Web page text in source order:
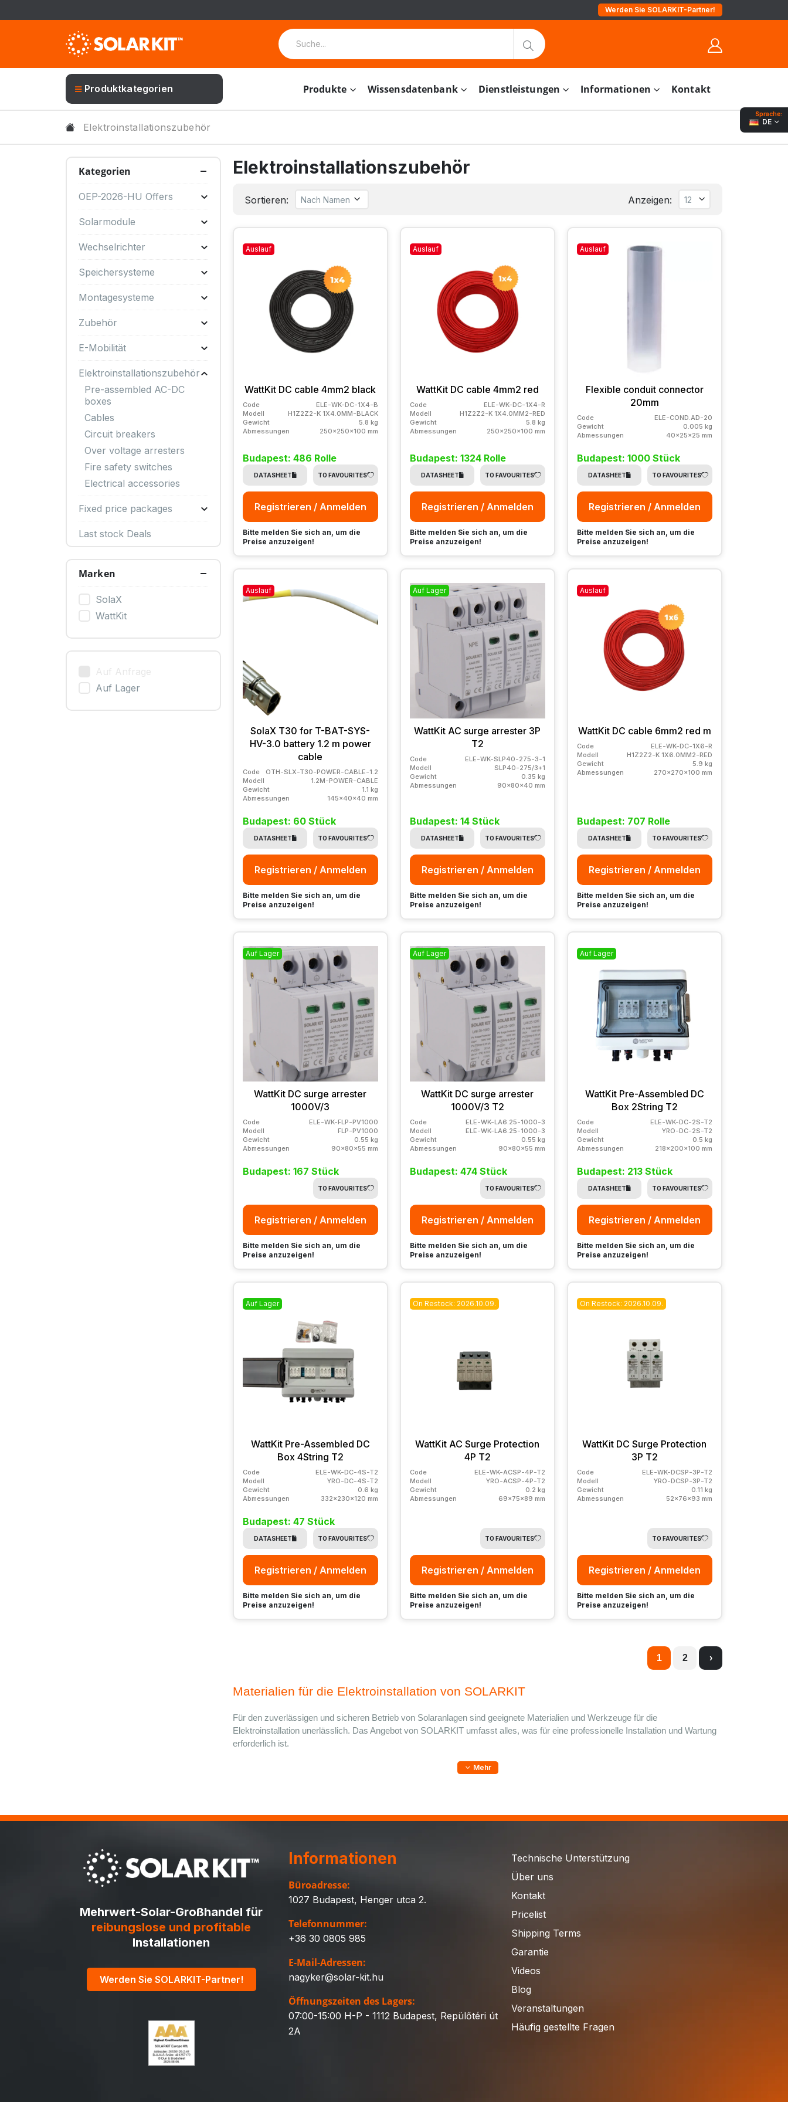
Werden Sie SOLARKIT-Partner!
Sprache:
DE
Produktkategorien Produkte Wissensdatenbank Dienstleistungen Informationen Kontakt
Elektroinstallationszubehör
Elektroinstallationszubehör
Sortieren: Anzeigen:
Auslauf
WattKit DC cable 4mm2 black
Code
ELE-WK-DC-1X4-B
Modell
H1Z2Z2-K 1X4.0MM-BLACK
Gewicht
5.8 kg
Abmessungen
250x250x100 mm
Budapest: 486 Rolle
DATASHEET TO FAVOURITES
Registrieren / Anmelden
Bitte melden Sie sich an, um die
Preise anzuzeigen!
Auslauf
WattKit DC cable 4mm2 red
Code
ELE-WK-DC-1X4-R
Modell
H1Z2Z2-K 1X4.0MM2-RED
Gewicht
5.8 kg
Abmessungen
250x250x100 mm
Budapest: 1324 Rolle
DATASHEET TO FAVOURITES
Registrieren / Anmelden
Bitte melden Sie sich an, um die
Preise anzuzeigen!
Auslauf
Flexible conduit connector
20mm
Code
ELE-COND.AD-20
Gewicht
0.005 kg
Abmessungen
40x25x25 mm
Budapest: 1000 Stück
DATASHEET TO FAVOURITES
Registrieren / Anmelden
Bitte melden Sie sich an, um die
Preise anzuzeigen!
Auslauf
SolaX T30 for T-BAT-SYS-
HV-3.0 battery 1.2 m power
cable
Code
OTH-SLX-T30-POWER-CABLE-1.2
Modell
1.2M-POWER-CABLE
Gewicht
1.1 kg
Abmessungen
145x40x40 mm
Budapest: 60 Stück
DATASHEET TO FAVOURITES
Registrieren / Anmelden
Bitte melden Sie sich an, um die
Preise anzuzeigen!
Auf Lager
WattKit AC surge arrester 3P
T2
Code
ELE-WK-SLP40-275-3-1
Modell
SLP40-275/3+1
Gewicht
0.35 kg
Abmessungen
90x80x40 mm
Budapest: 14 Stück
DATASHEET TO FAVOURITES
Registrieren / Anmelden
Bitte melden Sie sich an, um die
Preise anzuzeigen!
Auslauf
WattKit DC cable 6mm2 red m
Code
ELE-WK-DC-1X6-R
Modell
H1Z2Z2-K 1X6.0MM2-RED
Gewicht
5.9 kg
Abmessungen
270x270x100 mm
Budapest: 707 Rolle
DATASHEET TO FAVOURITES
Registrieren / Anmelden
Bitte melden Sie sich an, um die
Preise anzuzeigen!
Auf Lager
WattKit DC surge arrester
1000V/3
Code
ELE-WK-FLP-PV1000
Modell
FLP-PV1000
Gewicht
0.55 kg
Abmessungen
90x80x55 mm
Budapest: 167 Stück
TO FAVOURITES
Registrieren / Anmelden
Bitte melden Sie sich an, um die
Preise anzuzeigen!
Auf Lager
WattKit DC surge arrester
1000V/3 T2
Code
ELE-WK-LA6.25-1000-3
Modell
ELE-WK-LA6.25-1000-3
Gewicht
0.55 kg
Abmessungen
90x80x55 mm
Budapest: 474 Stück
TO FAVOURITES
Registrieren / Anmelden
Bitte melden Sie sich an, um die
Preise anzuzeigen!
Auf Lager
WattKit Pre-Assembled DC
Box 2String T2
Code
ELE-WK-DC-2S-T2
Modell
YRO-DC-2S-T2
Gewicht
0.5 kg
Abmessungen
218x200x100 mm
Budapest: 213 Stück
DATASHEET TO FAVOURITES
Registrieren / Anmelden
Bitte melden Sie sich an, um die
Preise anzuzeigen!
Auf Lager
WattKit Pre-Assembled DC
Box 4String T2
Code
ELE-WK-DC-4S-T2
Modell
YRO-DC-4S-T2
Gewicht
0.6 kg
Abmessungen
332x230x120 mm
Budapest: 47 Stück
DATASHEET TO FAVOURITES
Registrieren / Anmelden
Bitte melden Sie sich an, um die
Preise anzuzeigen!
On Restock: 2026.10.09.
WattKit AC Surge Protection
4P T2
Code
ELE-WK-ACSP-4P-T2
Modell
YRO-ACSP-4P-T2
Gewicht
0.2 kg
Abmessungen
69x75x89 mm
TO FAVOURITES
Registrieren / Anmelden
Bitte melden Sie sich an, um die
Preise anzuzeigen!
On Restock: 2026.10.09.
WattKit DC Surge Protection
3P T2
Code
ELE-WK-DCSP-3P-T2
Modell
YRO-DCSP-3P-T2
Gewicht
0.11 kg
Abmessungen
52x76x93 mm
TO FAVOURITES
Registrieren / Anmelden
Bitte melden Sie sich an, um die
Preise anzuzeigen!
1 2 ›
Materialien für die Elektroinstallation von SOLARKIT
Für den zuverlässigen und sicheren Betrieb von Solaranlagen sind geeignete Materialien und Werkzeuge für die
Elektroinstallation unerlässlich. Das Angebot von SOLARKIT umfasst alles, was für eine professionelle Installation und Wartung
erforderlich ist.
Mehr
Kategorien
OEP-2026-HU Offers
Solarmodule
Wechselrichter
Speichersysteme
Montagesysteme
Zubehör
E-Mobilität
Elektroinstallationszubehör
Pre-assembled AC-DC
boxes
Cables
Circuit breakers
Over voltage arresters
Fire safety switches
Electrical accessories
Fixed price packages
Last stock Deals
Marken
SolaX
WattKit
Auf Anfrage
Auf Lager
Mehrwert-Solar-Großhandel für
reibungslose und profitable
Installationen
Werden Sie SOLARKIT-Partner!
Informationen
Büroadresse:
1027 Budapest, Henger utca 2.
Telefonnummer:
+36 30 0805 985
E-Mail-Adressen:
nagyker@solar-kit.hu
Öffnungszeiten des Lagers:
07:00-15:00 H-P - 1112 Budapest, Repülőtéri út
2A
Technische Unterstützung
Über uns
Kontakt
Pricelist
Shipping Terms
Garantie
Videos
Blog
Veranstaltungen
Häufig gestellte Fragen